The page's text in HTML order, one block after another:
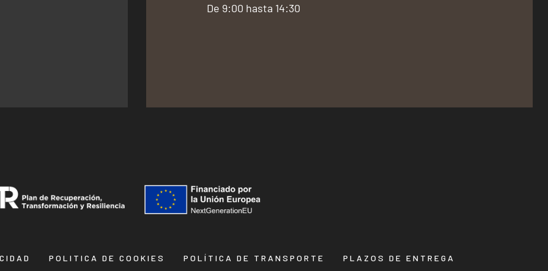
De 9:00 hasta 14:30
POLITICA DE COOKIES POLÍTICA DE TRANSPORTE PLAZOS DE ENTREGA